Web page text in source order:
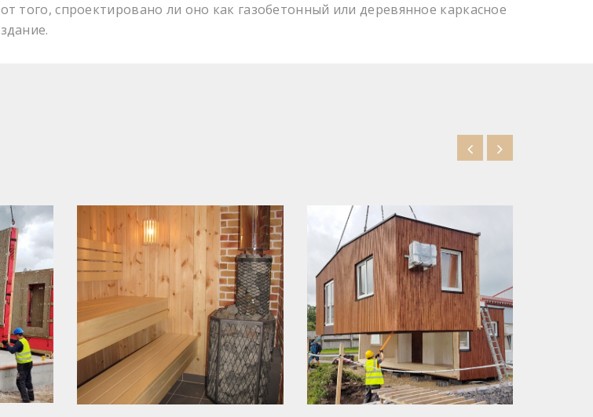
от того, спроектировано ли оно как газобетонный или деревянное каркасное
здание.